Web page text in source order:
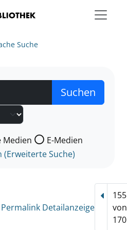
Suche
nach der Sie suchen wollen.
Medien
E-Medien
(Erweiterte Suche)
Permalink Detailanzeige
155
von
170